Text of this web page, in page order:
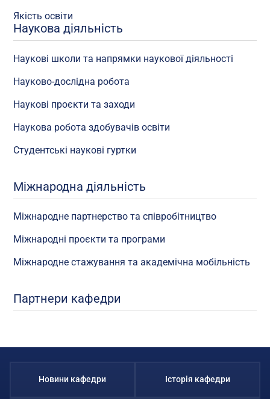
Якість освіти
Наукова діяльність
Наукові школи та напрямки наукової діяльності
Науково-дослідна робота
Наукові проєкти та заходи
Наукова робота здобувачів освіти
Студентські наукові гуртки
Міжнародна діяльність
Міжнародне партнерство та співробітництво
Міжнародні проєкти та програми
Міжнародне стажування та академічна мобільність
Партнери кафедри
Новини кафедри Історія кафедри